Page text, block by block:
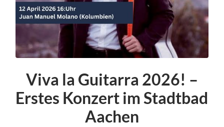
Viva la Guitarra 2026! –
Erstes Konzert im Stadtbad
Aachen